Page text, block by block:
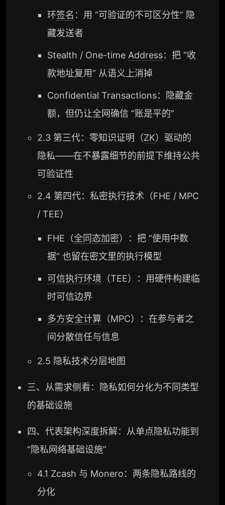
环签名 ：用 “可验证的不可区分性” 隐
藏发送者
Stealth / One-time Address：把 “收
款地址复用” 从语义上消掉
Confidential Transactions：隐藏金
额，但仍让全网确信 “账是平的”
2.3 第三代：零知识证明（ZK）驱动的
隐私——在不暴露细节的前提下维持公共
可验证性
2.4 第四代：私密执行技术（FHE / MPC
/ TEE）
FHE（全同态加密）：把 “使用中数
据” 也留在密文里的执行模型
可信执行环境 （TEE）：用硬件构建临
时可信边界
多方安全计算 （MPC）：在参与者之
间分散信任与信息
2.5 隐私技术分层地图
三、从需求侧看：隐私如何分化为不同类型
的基础设施
四、代表架构深度拆解：从单点隐私功能到
“隐私网络基础设施”
4.1 Zcash 与 Monero：两条隐私路线的
分化